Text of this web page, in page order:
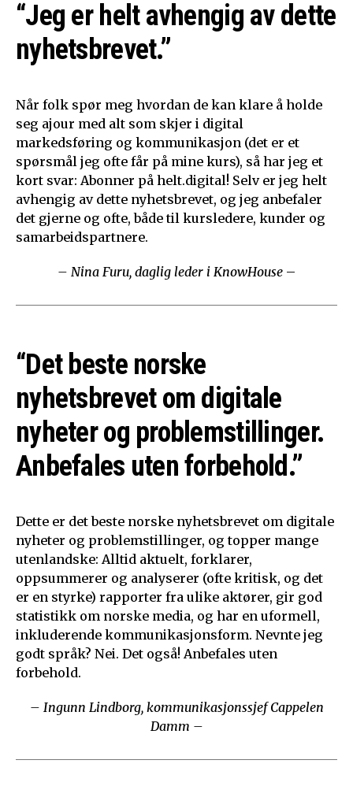
“Jeg er helt avhengig av dette
nyhetsbrevet.”
Når folk spør meg hvordan de kan klare å holde
seg ajour med alt som skjer i digital
markedsføring og kommunikasjon (det er et
spørsmål jeg ofte får på mine kurs), så har jeg et
kort svar: Abonner på helt.digital! Selv er jeg helt
avhengig av dette nyhetsbrevet, og jeg anbefaler
det gjerne og ofte, både til kursledere, kunder og
samarbeidspartnere.
– Nina Furu, daglig leder i KnowHouse –
“Det beste norske
nyhetsbrevet om digitale
nyheter og problemstillinger.
Anbefales uten forbehold.”
Dette er det beste norske nyhetsbrevet om digitale
nyheter og problemstillinger, og topper mange
utenlandske: Alltid aktuelt, forklarer,
oppsummerer og analyserer (ofte kritisk, og det
er en styrke) rapporter fra ulike aktører, gir god
statistikk om norske media, og har en uformell,
inkluderende kommunikasjonsform. Nevnte jeg
godt språk? Nei. Det også! Anbefales uten
forbehold.
– Ingunn Lindborg, kommunikasjonssjef Cappelen
Damm –